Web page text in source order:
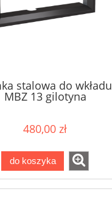
stalowa do wkładu
MBZ 13 gilotyna
480,00 zł
do koszyka